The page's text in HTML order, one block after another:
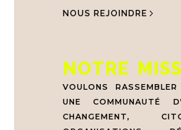
NOUS REJOINDRE
NOTRE
VOULONS
UNE COMMUNAUTÉ
CHANGEMENT,